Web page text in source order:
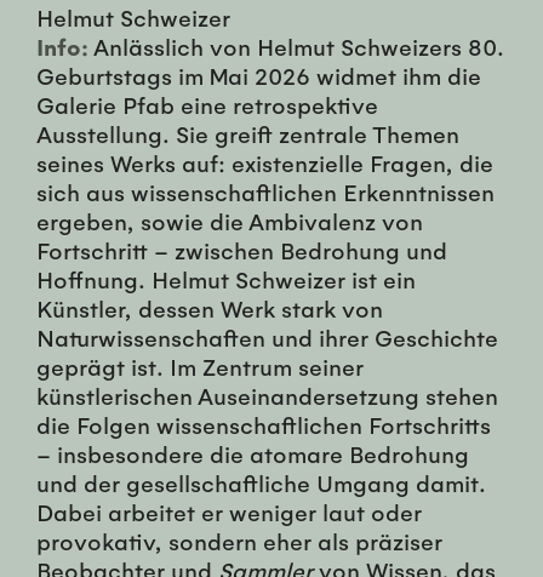
Helmut Schweizer
Info: Anlässlich von Helmut Schweizers 80.
Geburtstags im Mai 2026 widmet ihm die
Galerie Pfab eine retrospektive
Ausstellung. Sie greift zentrale Themen
seines Werks auf: existenzielle Fragen, die
sich aus wissenschaftlichen Erkenntnissen
ergeben, sowie die Ambivalenz von
Fortschritt – zwischen Bedrohung und
Hoffnung. Helmut Schweizer ist ein
Künstler, dessen Werk stark von
Naturwissenschaften und ihrer Geschichte
geprägt ist. Im Zentrum seiner
künstlerischen Auseinandersetzung stehen
die Folgen wissenschaftlichen Fortschritts
– insbesondere die atomare Bedrohung
und der gesellschaftliche Umgang damit.
Dabei arbeitet er weniger laut oder
provokativ, sondern eher als präziser
Beobachter und Sammlervon Wissen, das